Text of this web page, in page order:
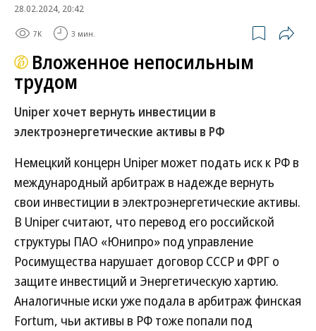
28.02.2024, 20:42
7K 3 мин.
Вложенное непосильным
трудом
Uniper хочет вернуть инвестиции в
электроэнергетические активы в РФ
Немецкий концерн Uniper может подать иск к РФ в
международный арбитраж в надежде вернуть
свои инвестиции в электроэнергетические активы.
В Uniper считают, что перевод его российской
структуры ПАО «Юнипро» под управление
Росимущества нарушает договор СССР и ФРГ о
защите инвестиций и Энергетическую хартию.
Аналогичные иски уже подала в арбитраж финская
Fortum, чьи активы в РФ тоже попали под